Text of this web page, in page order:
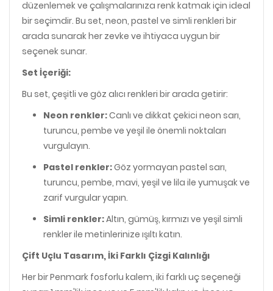
düzenlemek ve çalışmalarınıza renk katmak için ideal
bir seçimdir. Bu set, neon, pastel ve simli renkleri bir
arada sunarak her zevke ve ihtiyaca uygun bir
seçenek sunar.
Set İçeriği:
Bu set, çeşitli ve göz alıcı renkleri bir arada getirir:
Neon renkler:Canlı ve dikkat çekici neon sarı,
turuncu, pembe ve yeşil ile önemli noktaları
vurgulayın.
Pastel renkler:Göz yormayan pastel sarı,
turuncu, pembe, mavi, yeşil ve lila ile yumuşak ve
zarif vurgular yapın.
Simli renkler:Altın, gümüş, kırmızı ve yeşil simli
renkler ile metinlerinize ışıltı katın.
Çift Uçlu Tasarım, İki Farklı Çizgi Kalınlığı
Her bir Penmark fosforlu kalem, iki farklı uç seçeneği